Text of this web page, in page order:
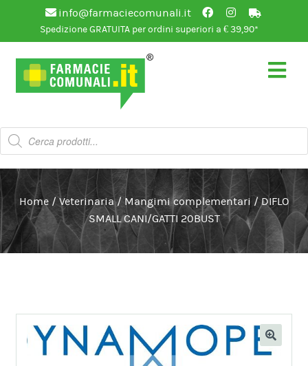
info@farmaciecomunali.it
Spedizione GRATUITA per ordini superiori a € 39,90*
Vai
alla
navigazione
Vai
al
contenuto
Products
search
Home /Veterinaria / Mangimi complementari / DIFLO
SMALL CANI/GATTI 20BUST